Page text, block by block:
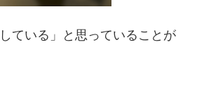
ている」と思っていることが